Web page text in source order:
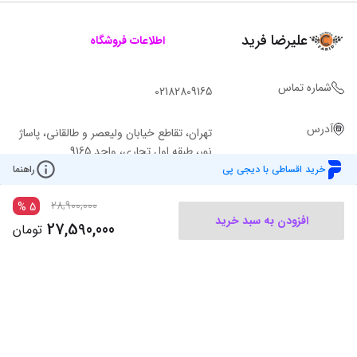
خرید اقساطی با دیجی پی راهنما
افزودن به سبد خرید
28,900,000
5
%
27,590,000 تومان
علیرضا فرید اطلاعات فروشگاه
شماره تماس 02182809165
آدرس
تهران، تقاطع خیابان ولیعصر و طالقانی، پاساژ
نور، طبقه اول تجاری، واحد 9165